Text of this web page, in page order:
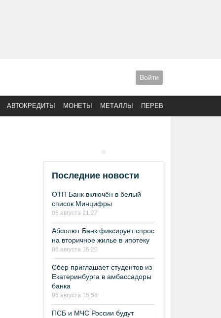
Войти
АВТОКРЕДИТЫ МОНЕТЫ МЕТАЛЛЫ ПЕРЕВОДЫ
Последние новости
ОТП Банк включён в белый
список Минцифры
06 августа 21:27
Абсолют Банк фиксирует спрос
на вторичное жилье в ипотеку
06 августа 16:20
Сбер приглашает студентов из
Екатеринбурга в амбассадоры
банка
06 августа 15:56
ПСБ и МЧС России будут